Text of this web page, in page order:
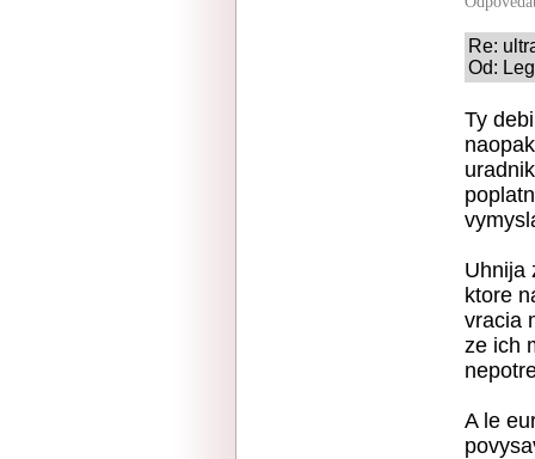
Re:
Od:
Ty
Uhnija
ktore
vracia
ze ich
A le